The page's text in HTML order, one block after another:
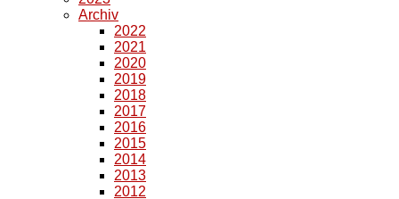
Archiv
2022
2021
2020
2019
2018
2017
2016
2015
2014
2013
2012